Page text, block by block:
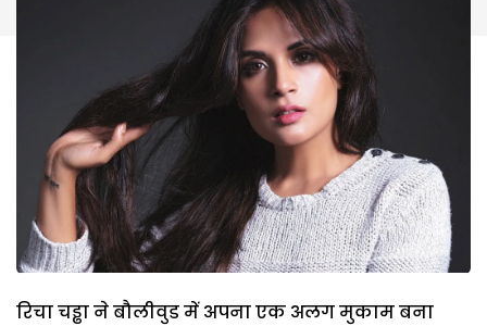
रिचा चड्ढा ने बौलीवुड में अपना एक अलग मुकाम बना